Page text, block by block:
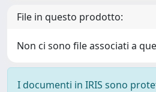
File in questo prodotto:
Non ci sono file associati a
I documenti in IRIS sono